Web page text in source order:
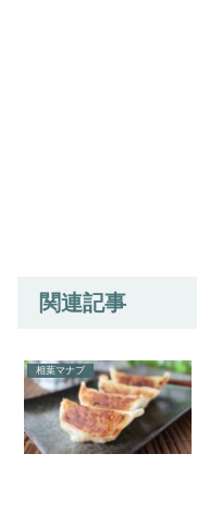
関連記事
相葉マナブ